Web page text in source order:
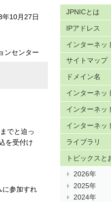
年10月27日
ンセンター
でと迫っ
を受付け
参加すれ
JPNICとは
IPアドレス
インターネッ
サイトマップ
ドメイン名
インターネッ
インターネッ
インターネッ
ライブラリ
トピックスと
2026年
2025年
2024年